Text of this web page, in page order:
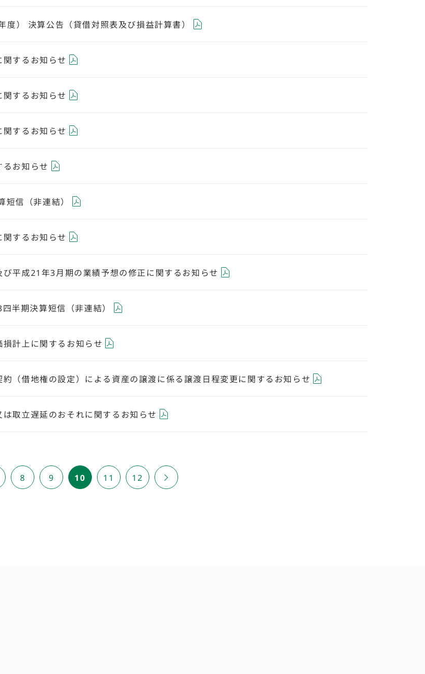
度） 決算公告（貸借対照表及び損益計算書）
するお知らせ
するお知らせ
するお知らせ
お知らせ
信（非連結）
するお知らせ
平成21年3月期の業績予想の修正に関するお知らせ
半期決算短信（非連結）
計上に関するお知らせ
（借地権の設定）による資産の譲渡に係る譲渡日程変更に関するお知らせ
取立遅延のおそれに関するお知らせ
8 9 10 11 12 »